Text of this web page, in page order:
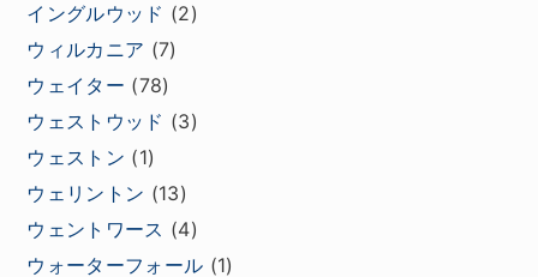
イングルウッド (2)
ウィルカニア (7)
ウェイター (78)
ウェストウッド (3)
ウェストン (1)
ウェリントン (13)
ウェントワース (4)
ウォーターフォール (1)